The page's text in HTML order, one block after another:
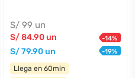
S/ 99 un
S/84.90un -14%
S/79.90un -19%
Llega en 60min